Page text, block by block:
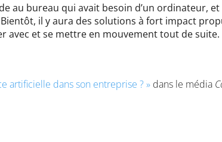
au bureau qui avait besoin d’un ordinateur,
il y aura des solutions à fort impact
avec et se mettre en mouvement tout de suite.
artificielle dans son entreprise ? » dans le média